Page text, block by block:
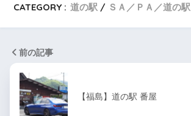
CATEGORY : 道の駅 ＳＡ／ＰＡ／道の駅
前の記事
【福島】道の駅 番屋